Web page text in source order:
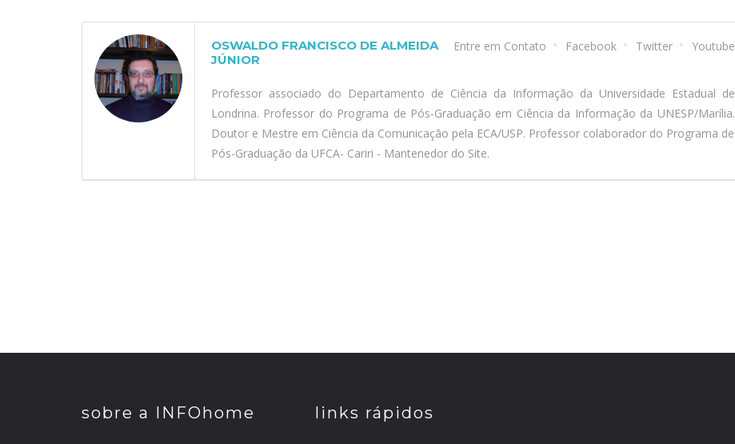
Entre em Contato Facebook Twitter Youtube
OSWALDO FRANCISCO DE ALMEIDA
JÚNIOR
Professor associado do Departamento de Ciência da Informação da Universidade Estadual de
Londrina. Professor do Programa de Pós-Graduação em Ciência da Informação da UNESP/Marília.
Doutor e Mestre em Ciência da Comunicação pela ECA/USP. Professor colaborador do Programa de
Pós-Graduação da UFCA- Cariri - Mantenedor do Site.
sobre a INFOhome links rápidos